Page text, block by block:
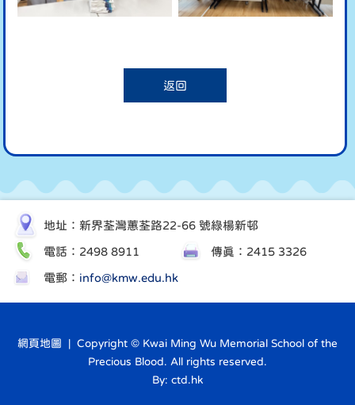
返回
地址：新界荃灣蕙荃路22-66 號綠楊新邨
電話：2498 8911 傳真：2415 3326
電郵： info@kmw.edu.hk
網頁地圖 | Copyright © Kwai Ming Wu Memorial School of the
Precious Blood. All rights reserved.
By: ctd.hk